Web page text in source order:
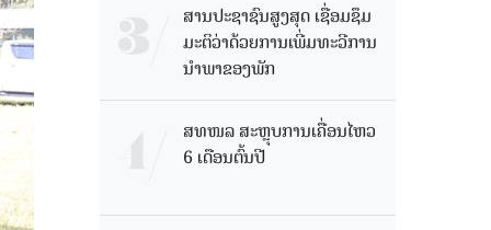
ສານປະຊາຊົນສູງສຸດ ເຊື່ອມຊຶມ
ມະຕິວ່າດ້ວຍການເພີ່ມທະວີການ
ນຳພາຂອງພັກ
ສທໜລ ສະຫຼຸບການເຄື່ອນໄຫວ
6 ເດືອນຕົ້ນປີ